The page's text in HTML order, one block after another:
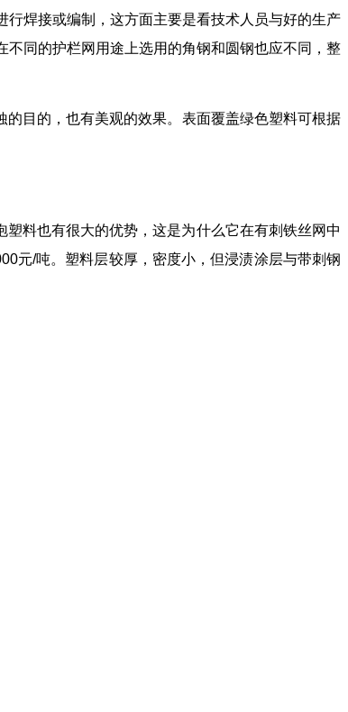
行焊接或编制，这方面主要是看技术人员与好的生产
同的护栏网用途上选用的角钢和圆钢也应不同，整
目的，也有美观的效果。表面覆盖绿色塑料可根据
塑料也有很大的优势，这是为什么它在有刺铁丝网中
元/吨。塑料层较厚，密度小，但浸渍涂层与带刺钢